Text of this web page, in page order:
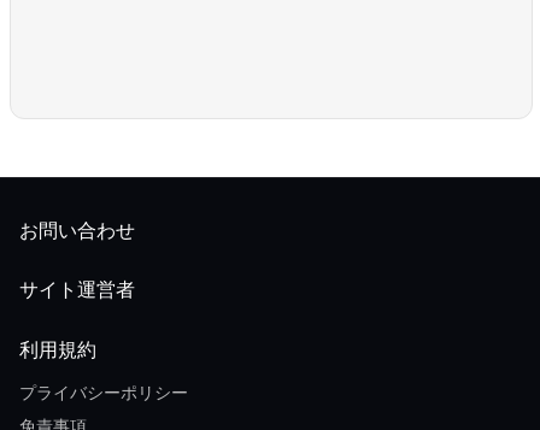
お問い合わせ
サイト運営者
利用規約
プライバシーポリシー